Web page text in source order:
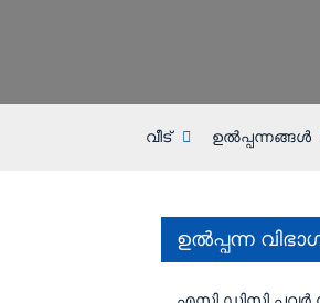
വീട് ഉൽപ്പന്നങ്ങൾ
ഉൽപ്പന്ന